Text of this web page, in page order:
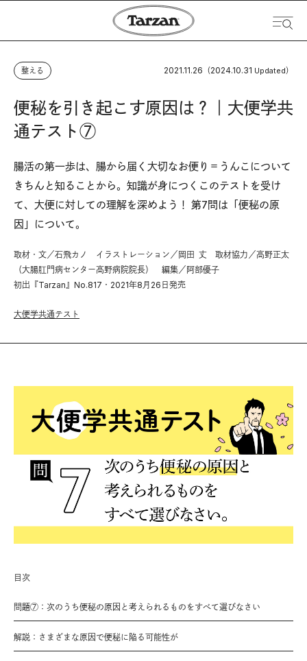
整える 2021.11.26 （2024.10.31 Updated）
便秘を引き起こす原因は？｜大便学共
通テスト⑦
腸活の第一歩は、腸から届く大切なお便り＝うんこについて
きちんと知ることから。知識が身につくこのテストを受け
て、大便に対しての理解を深めよう！ 第7問は「便秘の原
因」について。
取材・文／石飛カノ イラストレーション／岡田 丈 取材協力／高野正太
（大腸肛門病センター高野病院院長） 編集／阿部優子
初出『Tarzan』No.817・2021年8月26日発売
大便学共通テスト
目次
問題⑦：次のうち便秘の原因と考えられるものをすべて選びなさい
解説：さまざまな原因で便秘に陥る可能性が